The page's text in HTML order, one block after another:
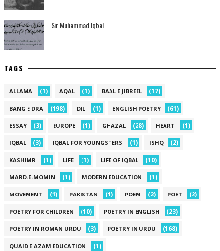
Sir Muhammad Iqbal
TAGS
ALLAMA (1) AQAL (1) BAAL E JIBREEL (17)
BANG E DRA (198) DIL (1) ENGLISH POETRY (61)
ESSAY (3) EUROPE (1) GHAZAL (28) HEART (1)
IQBAL (3) IQBAL FOR YOUNGSTERS (1) ISHQ (2)
KASHIMR (1) LIFE (1) LIFE OF IQBAL (10)
MARD-E-MOMIN (1) MODERN EDUCATION (1)
MOVEMENT (1) PAKISTAN (1) POEM (2) POET (2)
POETRY FOR CHILDREN (10) POETRY IN ENGLISH (23)
POETRY IN ROMAN URDU (3) POETRY IN URDU (168)
QUAID E AZAM EDUCATION (1)